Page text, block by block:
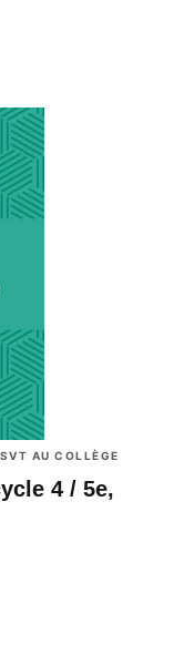
AU COLLÈGE
4 / 5e,